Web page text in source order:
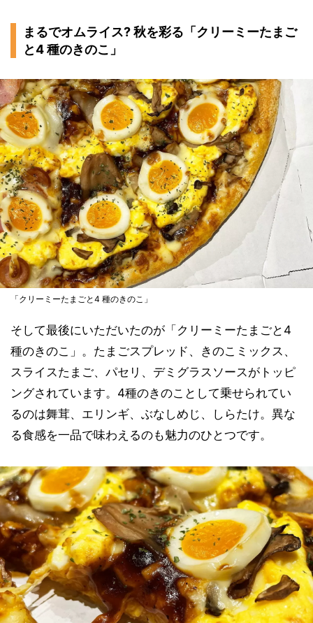
まるでオムライス? 秋を彩る「クリーミーたまご
と4 種のきのこ」
「クリーミーたまごと4 種のきのこ」
そして最後にいただいたのが「クリーミーたまごと4
種のきのこ」。たまごスプレッド、きのこミックス、
スライスたまご、パセリ、デミグラスソースがトッピ
ングされています。4種のきのことして乗せられてい
るのは舞茸、エリンギ、ぶなしめじ、しらたけ。異な
る食感を一品で味わえるのも魅力のひとつです。